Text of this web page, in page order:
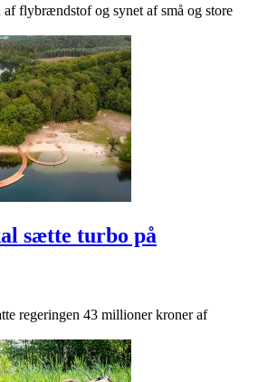
flybrændstof og synet af små og store
sætte turbo på
regeringen 43 millioner kroner af